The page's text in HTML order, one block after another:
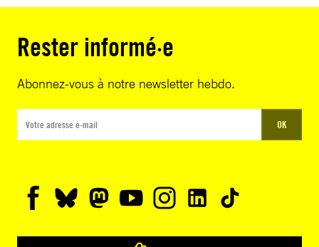
Rester informé·e
Abonnez-vous à notre newsletter hebdo.
OK